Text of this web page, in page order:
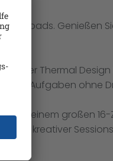
Genießen
einer Thermal
Aufgaben ohne
mit seinem großen
kreativer